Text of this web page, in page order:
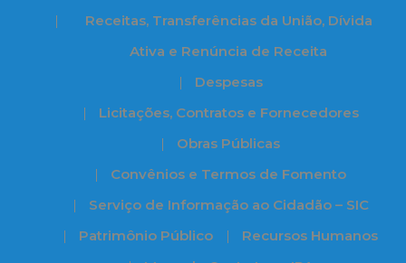
Receitas, Transferências da União, Dívida
Ativa e Renúncia de Receita
Despesas
Licitações, Contratos e Fornecedores
Obras Públicas
Convênios e Termos de Fomento
Serviço de Informação ao Cidadão – SIC
Patrimônio Público
Recursos Humanos